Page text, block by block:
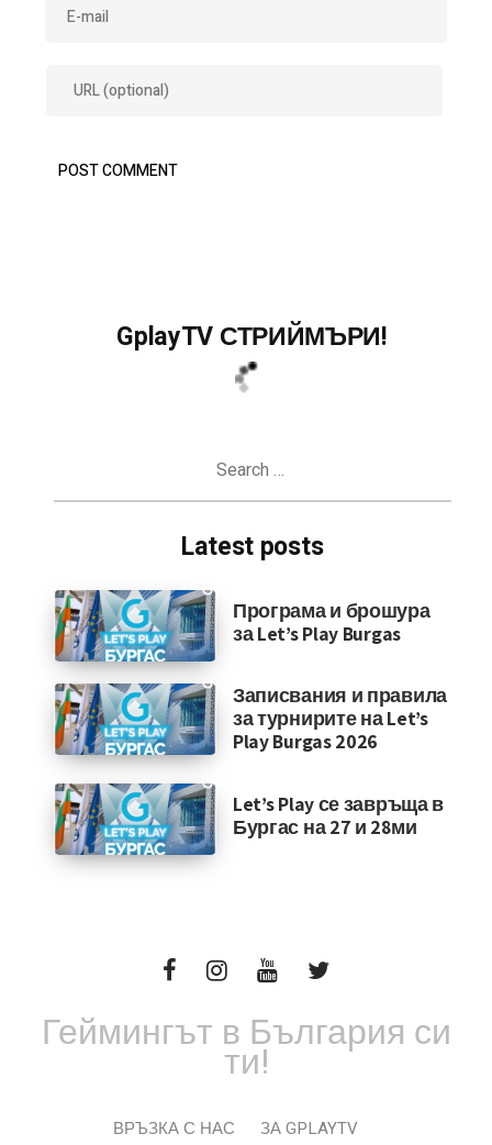
GplayTV СТРИЙМЪРИ!
Latest posts
Програма и брошура
за Let’s Play Burgas
Записвания и правила
за турнирите на Let’s
Play Burgas 2026
Let’s Play се завръща в
Бургас на 27 и 28ми
Геймингът в България си
ти!
ВРЪЗКА С НАС ЗА GPLAYTV